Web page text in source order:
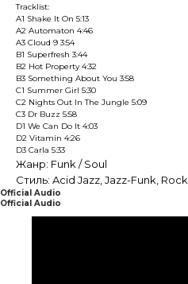
Tracklist:
A1 Shake It On 5:13
A2 Automaton 4:46
A3 Cloud 9 3:54
B1 Superfresh 3:44
B2 Hot Property 4:32
B3 Something About You 3:58
C1 Summer Girl 5:30
C2 Nights Out In The Jungle 5:09
C3 Dr Buzz 5:58
D1 We Can Do It 4:03
D2 Vitamin 4:26
D3 Carla 5:33
Жанр: Funk / Soul
Стиль: Acid Jazz, Jazz-Funk, Rock
Official Audio
Official Audio